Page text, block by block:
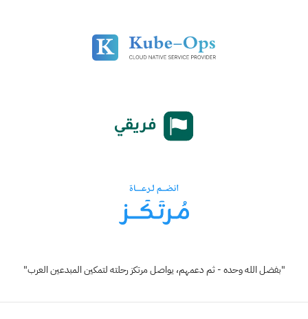
"بفضل الله وحده - ثم دعمهم، يواصل مرتكز رحلته لتمكين المبدعين العرب"